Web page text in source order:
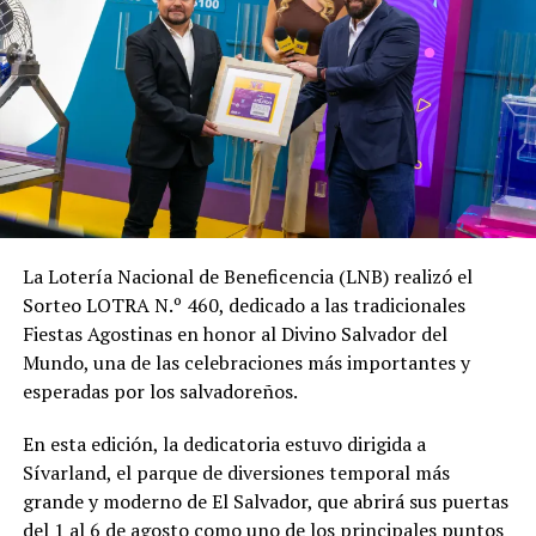
En «Principal»
RELATED TOPICS: 2025 2026 ÉL SALVADOR
GOES
SURF
VISITANTES INTERNACIONALES
UP NEXT
Encuentran dron de guerrilla con explosivos
DON'T MISS
Ecuador desarticula red que enviaba cocaína en
contenedores de «snacks» de plátano hacia Europa
en Arabia Saudita, han provocado inestabilidad en los
precios internacionales de los hidrocarburos.
Otro de los factores señalados por la institución es la
fuerte disminución en las reservas de petróleo de
Estados Unidos, lo que ha impulsado un aumento en los
precios del petróleo y sus derivados en el mercado
internacional.
Comparte esto:
Facebook X
Me gusta esto:
La Lotería Nacional de Beneficencia (LNB) realizó el
Sorteo LOTRA N.º 460, dedicado a las tradicionales
Fiestas Agostinas en honor al Divino Salvador del
Mundo, una de las celebraciones más importantes y
esperadas por los salvadoreños.
En esta edición, la dedicatoria estuvo dirigida a
Sívarland, el parque de diversiones temporal más
grande y moderno de El Salvador, que abrirá sus puertas
del 1 al 6 de agosto como uno de los principales puntos